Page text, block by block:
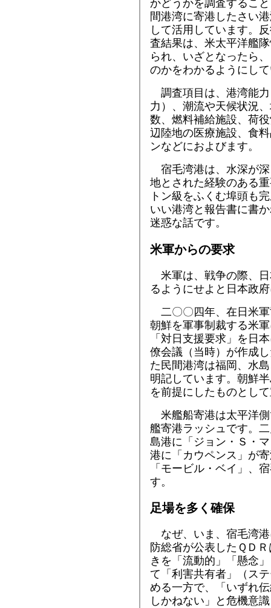
かどうかを調査するこ
間港湾に寄港したさい
して活用しています。
査結果は、米太平洋艦
られ、いざとなったら
のかをわかるようにし
調査項目は、港湾能
力）、潮流や天候状況
数、燃料補給施設、荷
辺陸地の医療施設、食
ンなどにおよびます。
宿毛湾港は、水深が
地とされた経験のある
トン級をふくむ埠頭も
いい港湾と報告書に書
迷惑な話です。
米軍からの要求
米軍は、戦争の際、
るようにせよと日本政
二〇〇四年、在日米
朝鮮を軍事制裁する米
「対日支援要求」を日
僚会議（当時）が作成
た民間港湾は福岡、水
明記しています。朝鮮
を前提にしたものとし
米艦船寄港は太平洋
艦寄港ラッシュです。
島港に「ジョン・Ｓ・
港に「カウペンス」が
「モービル・ベイ」、
す。
足場を多く確保
なぜ、いま、宿毛湾
防総省が公表したＱＤ
きを「流動的」「懸念
て「利害共有者」（ス
める一方で、「いずれ
しかねない」と危機意